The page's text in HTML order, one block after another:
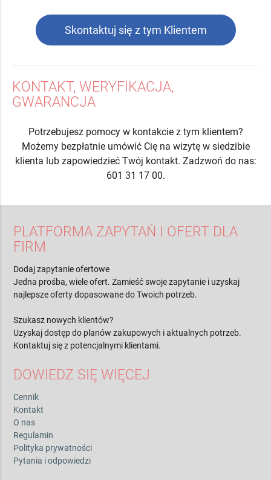
Skontaktuj się z tym Klientem
KONTAKT, WERYFIKACJA,
GWARANCJA
Potrzebujesz pomocy w kontakcie z tym klientem?
Możemy bezpłatnie umówić Cię na wizytę w siedzibie
klienta lub zapowiedzieć Twój kontakt. Zadzwoń do nas:
601 31 17 00.
PLATFORMA ZAPYTAŃ I OFERT DLA
FIRM
Dodaj zapytanie ofertowe
Jedna prośba, wiele ofert. Zamieść swoje zapytanie i uzyskaj
najlepsze oferty dopasowane do Twoich potrzeb.
Szukasz nowych klientów?
Uzyskaj dostęp do planów zakupowych i aktualnych potrzeb.
Kontaktuj się z potencjalnymi klientami.
DOWIEDZ SIĘ WIĘCEJ
Cennik
Kontakt
O nas
Regulamin
Polityka prywatności
Pytania i odpowiedzi